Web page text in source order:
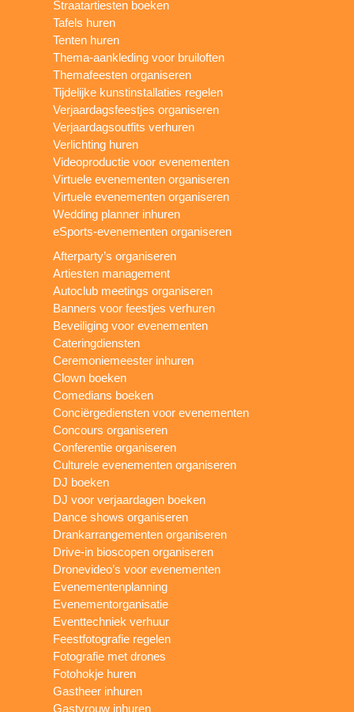
Straatartiesten boeken
Tafels huren
Tenten huren
Thema-aankleding voor bruiloften
Themafeesten organiseren
Tijdelijke kunstinstallaties regelen
Verjaardagsfeestjes organiseren
Verjaardagsoutfits verhuren
Verlichting huren
Videoproductie voor evenementen
Virtuele evenementen organiseren
Virtuele evenementen organiseren
Wedding planner inhuren
eSports-evenementen organiseren
Afterparty’s organiseren
Artiesten management
Autoclub meetings organiseren
Banners voor feestjes verhuren
Beveiliging voor evenementen
Cateringdiensten
Ceremoniemeester inhuren
Clown boeken
Comedians boeken
Conciërgediensten voor evenementen
Concours organiseren
Conferentie organiseren
Culturele evenementen organiseren
DJ boeken
DJ voor verjaardagen boeken
Dance shows organiseren
Drankarrangementen organiseren
Drive-in bioscopen organiseren
Dronevideo’s voor evenementen
Evenementenplanning
Evenementorganisatie
Eventtechniek verhuur
Feestfotografie regelen
Fotografie met drones
Fotohokje huren
Gastheer inhuren
Gastvrouw inhuren